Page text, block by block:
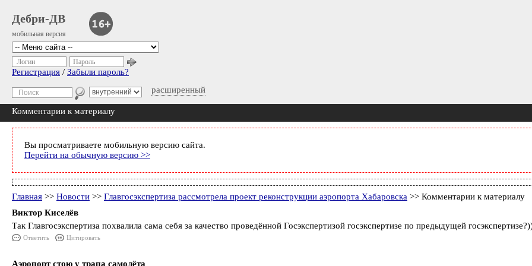
Дебри-ДВ
мобильная версия
расширенный
Логин Пароль
Регистрация / Забыли пароль?
Комментарии к материалу
Вы просматриваете мобильную версию сайта.
Перейти на обычную версию >>
Главная >> Новости >> Главгосэкспертиза рассмотрела проект реконструкции аэропорта Хабаровска >> Комментарии к материалу
Виктор Киселёв
Так Главгосэкспертиза похвалила сама себя за качество проведённой Госэкспертизой госэкспертизе по предыдущей
Ответить Цитировать
Аэропорт стою у трапа самолёта